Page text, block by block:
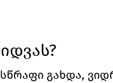
გახდა,